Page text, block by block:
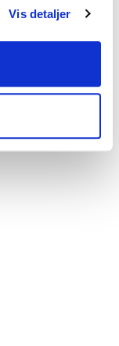
Vis detaljer